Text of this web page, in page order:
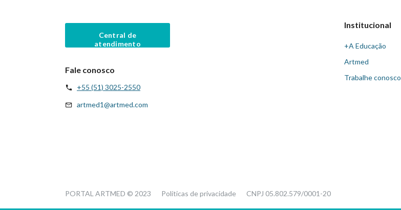
Central de
atendimento
Fale conosco
+55 (51) 3025-2550
artmed1@artmed.com
Institucional
+A Educação
Artmed
Trabalhe conosco
PORTAL ARTMED © 2023 Políticas de privacidade CNPJ 05.802.579/0001-20